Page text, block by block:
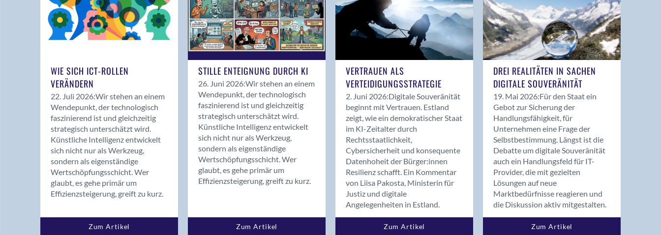
Interview
IT & Recht
Jahresbericht 2018
Kooperationen
Kurzprofile
Magazin 01/2019
Magazin 01/2020
Magazin 01/2021
Magazin 01/2022
Magazin 01/2023
Magazin 01/2024
Magazin 01/25
Magazin 01/26
Magazin 02/2018
Magazin 02/2019
WIE SICH ICT-ROLLEN
VERÄNDERN
22. Juli 2026:Wir stehen an einem
Wendepunkt, der technologisch
faszinierend ist und gleichzeitig
strategisch unterschätzt wird.
Künstliche Intelligenz entwickelt
sich nicht nur als Werkzeug,
sondern als eigenständige
Wertschöpfungsschicht. Wer
glaubt, es gehe primär um
Effizienzsteigerung, greift zu kurz.
Zum Artikel
STILLE ENTEIGNUNG DURCH KI
26. Juni 2026:Wir stehen an einem
Wendepunkt, der technologisch
faszinierend ist und gleichzeitig
strategisch unterschätzt wird.
Künstliche Intelligenz entwickelt
sich nicht nur als Werkzeug,
sondern als eigenständige
Wertschöpfungsschicht. Wer
glaubt, es gehe primär um
Effizienzsteigerung, greift zu kurz.
Zum Artikel
VERTRAUEN ALS
VERTEIDIGUNGSSTRATEGIE
2. Juni 2026:Digitale Souveränität
beginnt mit Vertrauen. Estland
zeigt, wie ein demokratischer Staat
im KI-Zeitalter durch
Rechtsstaatlichkeit,
Cybersicherheit und konsequente
Datenhoheit der Bürger:innen
Resilienz schafft. Ein Kommentar
von Liisa Pakosta, Ministerin für
Justiz und digitale
Angelegenheiten in Estland.
Zum Artikel
DREI REALITÄTEN IN SACHEN
DIGITALE SOUVERÄNITÄT
19. Mai 2026:Für den Staat ein
Gebot zur Sicherung der
Handlungsfähigkeit, für
Unternehmen eine Frage der
Selbstbestimmung. Längst ist die
Debatte um digitale Souveränität
auch ein Handlungsfeld für IT-
Provider, die mit gezielten
Lösungen auf neue
Marktbedürfnisse reagieren und
die Diskussion aktiv mitgestalten.
Zum Artikel